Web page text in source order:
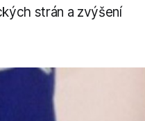
strán a zvýšení